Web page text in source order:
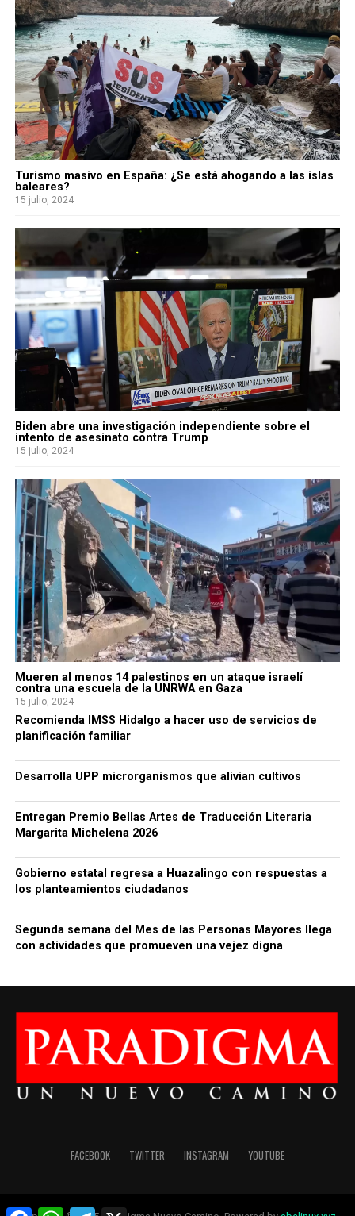
Turismo masivo en España: ¿Se está ahogando a las islas
baleares?
15 julio, 2024
Biden abre una investigación independiente sobre el
intento de asesinato contra Trump
15 julio, 2024
Mueren al menos 14 palestinos en un ataque israelí
contra una escuela de la UNRWA en Gaza
15 julio, 2024
Recomienda IMSS Hidalgo a hacer uso de servicios de
planificación familiar
Desarrolla UPP microrganismos que alivian cultivos
Entregan Premio Bellas Artes de Traducción Literaria
Margarita Michelena 2026
Gobierno estatal regresa a Huazalingo con respuestas a
los planteamientos ciudadanos
Segunda semana del Mes de las Personas Mayores llega
con actividades que promueven una vejez digna
FACEBOOK TWITTER INSTAGRAM YOUTUBE